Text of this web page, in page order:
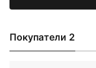
Покупатели 2